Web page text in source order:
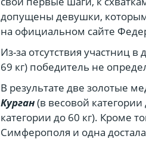
допущены девушки,
на официальном сайте
Из-за отсутствия участниц
69 кг) победитель не
В результате две золотые
Курган(в весовой категории
категории до 60 кг). Кроме
Симферополя и одна